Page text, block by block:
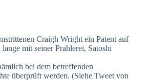
Craigh Wright ein Patent auf
mit seiner Prahlerei, Satoshi
bei dem betreffenden
überprüft werden. (Siehe Tweet von